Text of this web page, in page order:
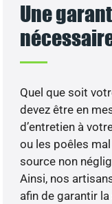
Une
Quel que soit
devez être en
d’entretien à
ou les poêles
source non
Ainsi, nos
afin de garantir